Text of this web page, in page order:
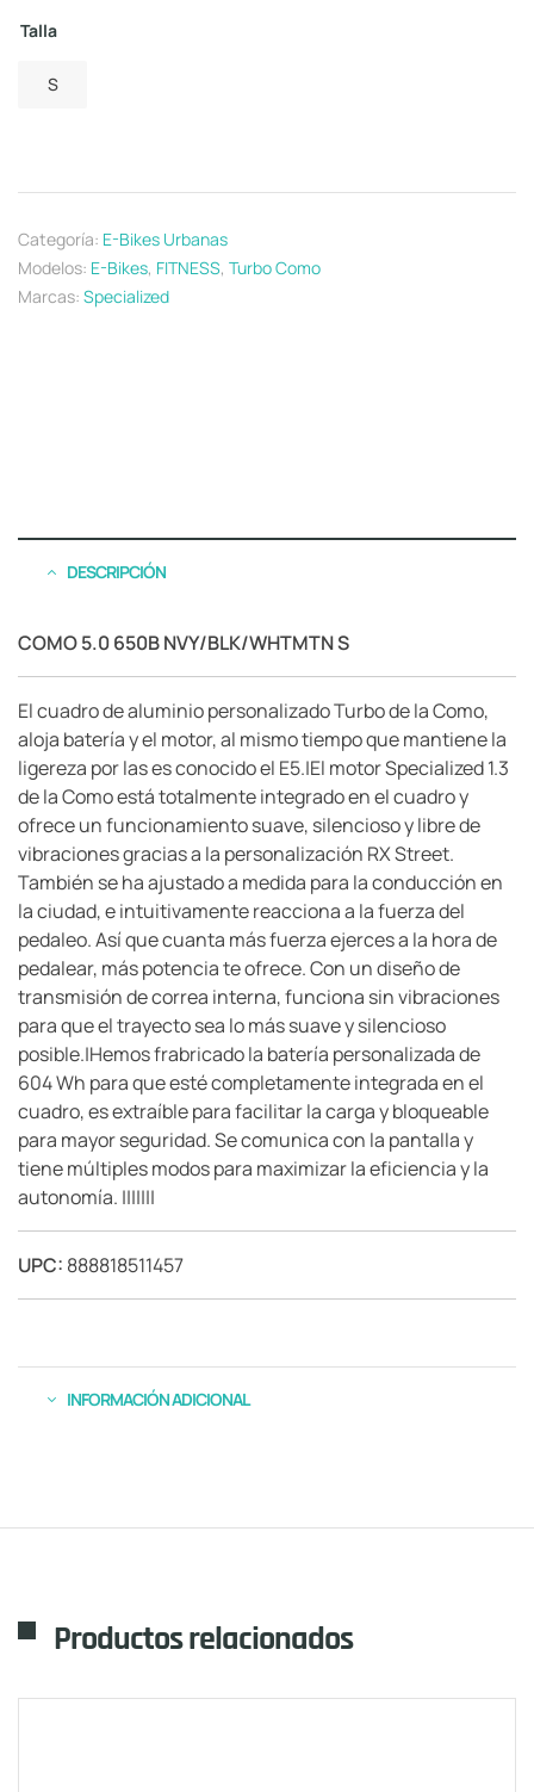
Talla
S
Categoría: E-Bikes Urbanas
Modelos: E-Bikes, FITNESS, Turbo Como
Marcas: Specialized
DESCRIPCIÓN
COMO 5.0 650B NVY/BLK/WHTMTN S
El cuadro de aluminio personalizado Turbo de la Como,
aloja batería y el motor, al mismo tiempo que mantiene la
ligereza por las es conocido el E5.|El motor Specialized 1.3
de la Como está totalmente integrado en el cuadro y
ofrece un funcionamiento suave, silencioso y libre de
vibraciones gracias a la personalización RX Street.
También se ha ajustado a medida para la conducción en
la ciudad, e intuitivamente reacciona a la fuerza del
pedaleo. Así que cuanta más fuerza ejerces a la hora de
pedalear, más potencia te ofrece. Con un diseño de
transmisión de correa interna, funciona sin vibraciones
para que el trayecto sea lo más suave y silencioso
posible.|Hemos frabricado la batería personalizada de
604 Wh para que esté completamente integrada en el
cuadro, es extraíble para facilitar la carga y bloqueable
para mayor seguridad. Se comunica con la pantalla y
tiene múltiples modos para maximizar la eficiencia y la
autonomía. |||||||
UPC: 888818511457
INFORMACIÓN ADICIONAL
Productos relacionados